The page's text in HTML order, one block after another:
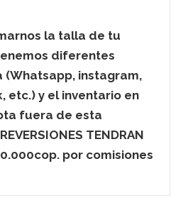
la talla de tu
diferentes
(Whatsapp, instagram,
etc.) y el inventario en
fuera de esta
TENDRAN
por comisiones